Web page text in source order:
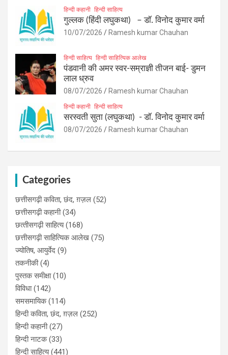
हिन्दी कहानी हिन्दी साहित्य
गुल्लक (हिंदी लघुकथा) – डॉ. विनोद कुमार वर्मा
10/07/2026 Ramesh kumar Chauhan
हिन्दी साहित्य हिन्दी साहित्यिक आलेख
पंडवानी की अमर स्वर-सम्राज्ञी तीजन बाई- डुमन
लाल ध्रुव
08/07/2026 Ramesh kumar Chauhan
हिन्दी कहानी हिन्दी साहित्य
सरस्वती सुता (लघुकथा) ​- डॉ. विनोद कुमार वर्मा
08/07/2026 Ramesh kumar Chauhan
Categories
छत्तीसगढ़ी कविता, छंद, ग़ज़ल (52)
छत्तीसगढ़ी कहानी(34)
छत्‍तीसगढ़ी साहित्‍य(168)
छत्तीसगढ़ी साहित्यिक आलेख (75)
ज्योतिष, आयुर्वेद (9)
तकनीकी(4)
पुस्‍तक समीक्षा(10)
विविधा(142)
समसमायिक(114)
हिन्दी कविता, छंद, ग़ज़ल (252)
हिन्दी कहानी(27)
हिन्‍दी नाटक(33)
हिन्दी साहित्य(441)